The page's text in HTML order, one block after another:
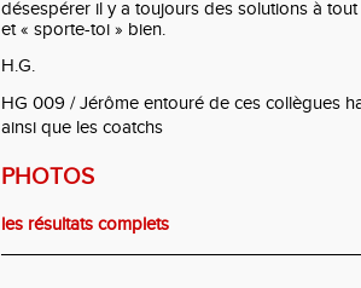
désespérer il y a toujours des solutions à
et « sporte-toi » bien.
H.G.
HG 009 / Jérôme entouré de ces collègues
ainsi que les coatchs
PHOTOS
les résultats complets